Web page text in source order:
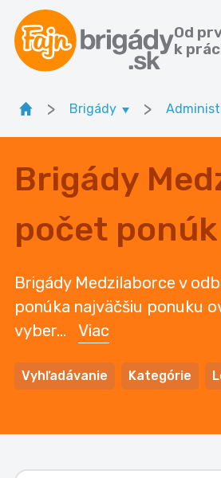
Od
k
> Brigády >
Brigády
počet
Brigády Medzilaborce v
ponúka najväčšiu ponuku
vyber... Viac
Vyhľadávanie Kategórie